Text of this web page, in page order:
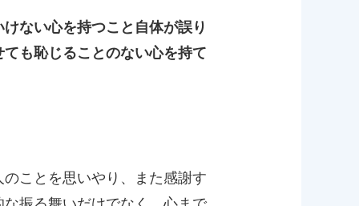
ない心を持つこと自体が誤り
も恥じることのない心を持て
ことを思いやり、また感謝す